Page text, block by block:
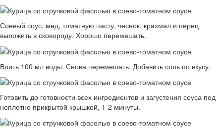
Соевый соус, мёд, томатную пасту, чеснок, крахмал и перец
выложить в сковороду. Хорошо перемешать.
Влить 100 мл воды. Снова перемешать. Добавить соль по вкусу.
Готовить до готовности всех ингредиентов и загустения соуса под
неплотно прикрытой крышкой, 1-2 минуты.